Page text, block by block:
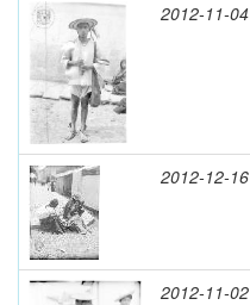
2012-11-04
2012-12-16
2012-11-02